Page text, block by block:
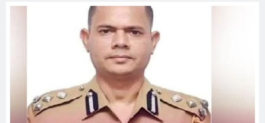
How Does 5G Technology Enhance the
Capabilities of the Internet of Things
(IoT)?
UNCATEGORIZED